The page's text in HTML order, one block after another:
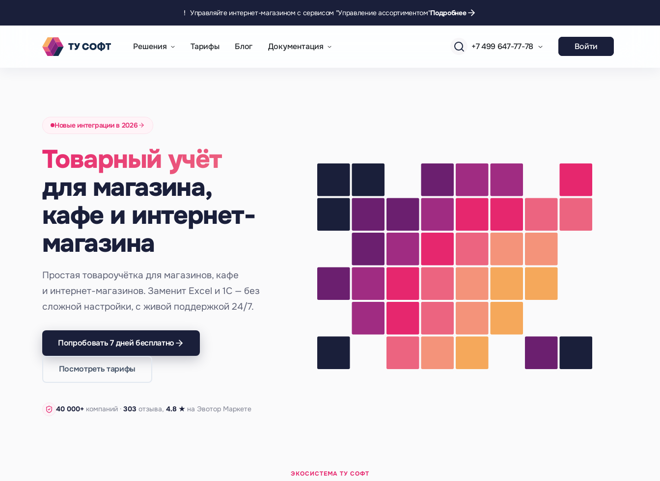
! Управляйте интернет-магазином с сервисом "Управление ассортиментом"Подробнее
Решения Тарифы Блог Документация +7 499 647-77-78 Войти
Новые интеграции в 2026
Товарный учёт
для магазина,
кафе и интернет-
магазина
Простая товароучётка для магазинов, кафе
и интернет-магазинов. Заменит Excel и 1С — без
сложной настройки, с живой поддержкой 24/7.
Попробовать 7 дней бесплатно
Посмотреть тарифы
40 000+ компаний · 303 отзыва, 4.8 ★ на Эвотор Маркете
ЭКОСИСТЕМА ТУ СОФТ